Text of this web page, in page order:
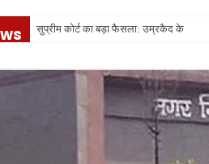
सुप्रीम कोर्ट का बड़ा फैसला: उम्रकैद के बाद